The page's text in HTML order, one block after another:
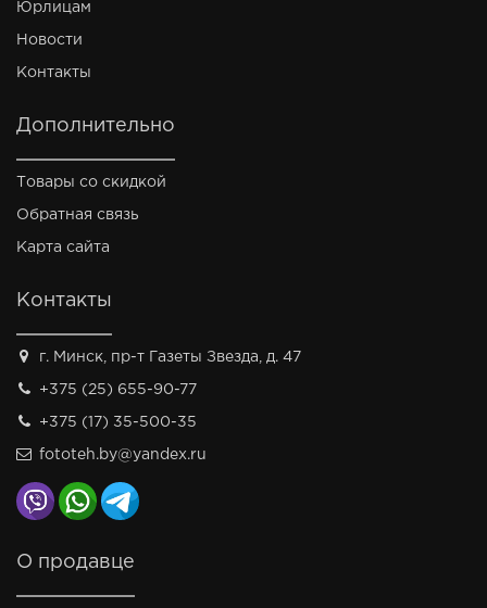
Юрлицам
Новости
Контакты
Дополнительно
Товары со скидкой
Обратная связь
Карта сайта
Контакты
г. Минск, пр-т Газеты Звезда, д. 47
+375 (25) 655-90-77
+375 (17) 35-500-35
fototeh.by@yandex.ru
О продавце